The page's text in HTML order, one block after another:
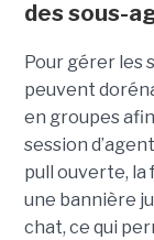
des sous-
Pour gérer les
peuvent
en groupes
session
pull ouverte,
une bannière
chat, ce qui